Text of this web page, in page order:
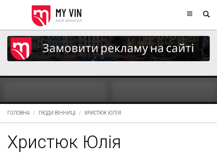
ГОЛОВНА ЛЮДИ ВІННИЦІ ХРИСТЮК ЮЛІЯ
Христюк Юлія